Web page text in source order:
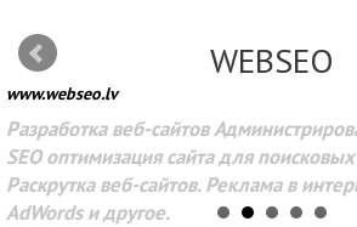
WEBSEO
www.webseo.lv
Разработка веб-сайтов
SEO оптимизация сайта для
Раскрутка веб-сайтов. Реклама в
AdWords и другое.